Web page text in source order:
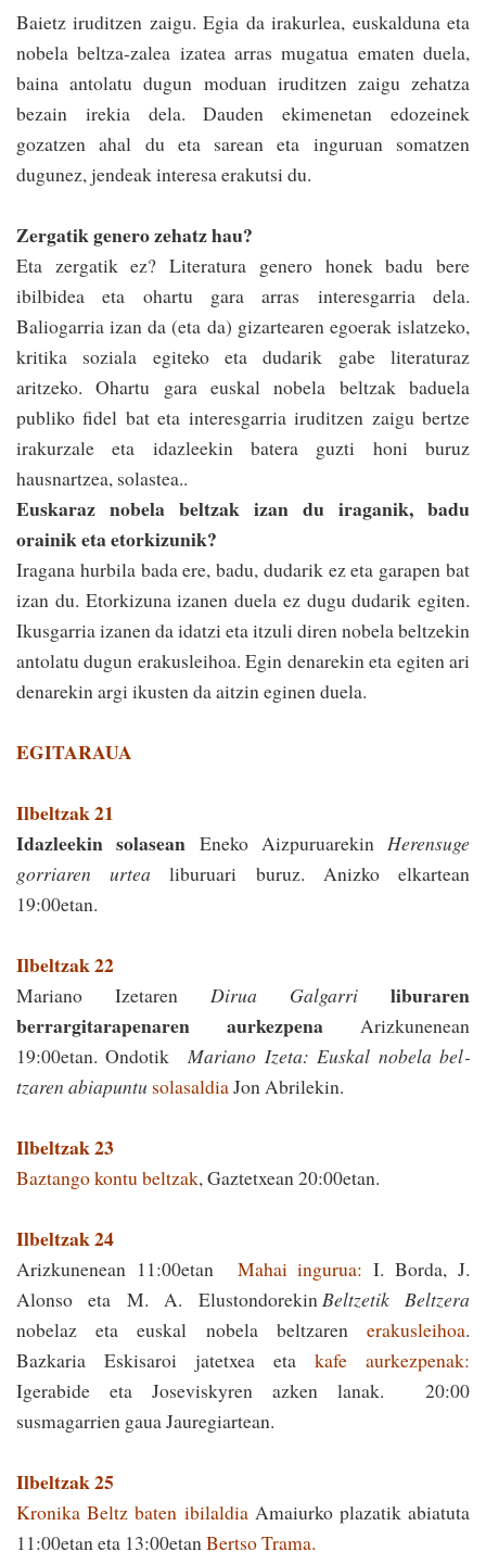
Baietz iruditzen zaigu. Egia da irakurlea, euskalduna eta
nobela beltza-zalea izatea arras mugatua ematen duela,
baina antolatu dugun moduan iruditzen zaigu zehatza
bezain irekia dela. Dauden ekimenetan edozeinek
gozatzen ahal du eta sarean eta in­guruan somatzen
dugunez, jendeak interesa erakutsi du.
Zergatik genero zehatz hau?
Eta zergatik ez? Literatura genero honek badu bere
ibilbidea eta ohartu gara arras interesgarria dela.
Baliogarria izan da (eta da) gizartearen egoerak islatzeko,
kritika soziala egiteko eta dudarik gabe literaturaz
aritzeko. Ohartu gara euskal nobela beltzak baduela
publiko fidel bat eta interesgarria irudi­tzen zaigu bertze
irakurzale eta idazleekin batera guzti honi buruz
hausnartzea, ­solastea..
Euskaraz nobela beltzak izan du iraganik, badu
orainik eta etorkizunik?
Iragana hurbila bada ere, badu, dudarik ez eta garapen bat
izan du. Etorkizuna izanen duela ez dugu dudarik egiten.
Ikusgarria izanen da idatzi eta itzuli diren ­nobela beltzekin
antolatu dugun erakusleihoa. Egin denarekin eta egiten ari
­denarekin argi ikusten da aitzin eginen duela.
EGITARAUA
Ilbeltzak 21
Idazleekin solasean Eneko Aizpuruarekin Herensuge
gorriaren urtea liburuari buruz. Anizko elkartean
19:00etan.
Ilbeltzak 22
Mariano Izetaren Dirua Galgarri
liburaren
berrargitarapenaren aurkezpena Arizkunenean
19:00etan. Ondotik Mariano Izeta: Euskal nobela bel­
tzaren abiapuntu solasaldiaJon Abrilekin.
Ilbeltzak 23
Baztango kontu beltzak, Gaztetxean 20:00etan.
Ilbeltzak 24
Arizkunenean 11:00etan Mahai in­gurua: I. Borda, J.
Alonso eta M. A. Elustondorekin Beltzetik Beltzera
nobelaz eta euskal nobela beltzaren erakusleihoa.
Bazkaria Eskisaroi jatetxea eta kafe aurkezpenak:
Igerabide eta Joseviskyren azken lanak. 20:00
susmagarrien gaua Jauregiartean.
Ilbeltzak 25
Kronika Beltz baten ibilaldiaAmaiurko plazatik abiatuta
11:00etan eta 13:00etan Bertso Trama.